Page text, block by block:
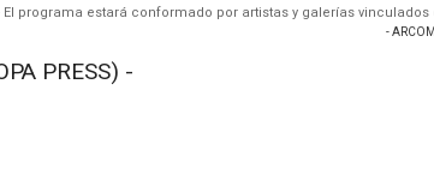
El programa estará conformado por artistas y galerías
-
PRESS) -